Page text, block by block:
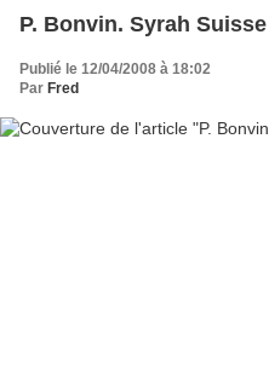
P. Bonvin. Syrah
Publié le 12/04/2008 à 18:02
Par Fred